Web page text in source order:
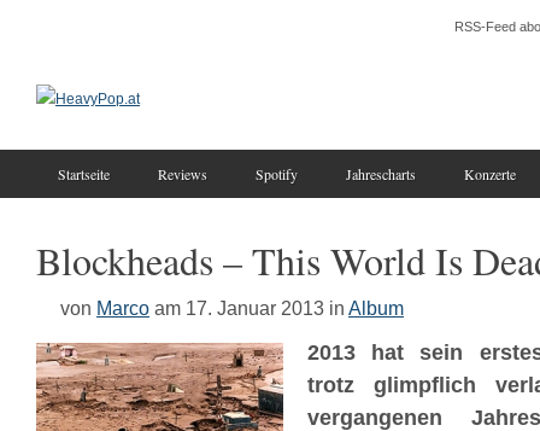
RSS-Feed
Startseite Reviews Spotify Jahrescharts Konzerte
Blockheads – This World Is
von Marco am 17. Januar 2013 in Album
2013 hat sein
trotz glimpflich
vergangenen